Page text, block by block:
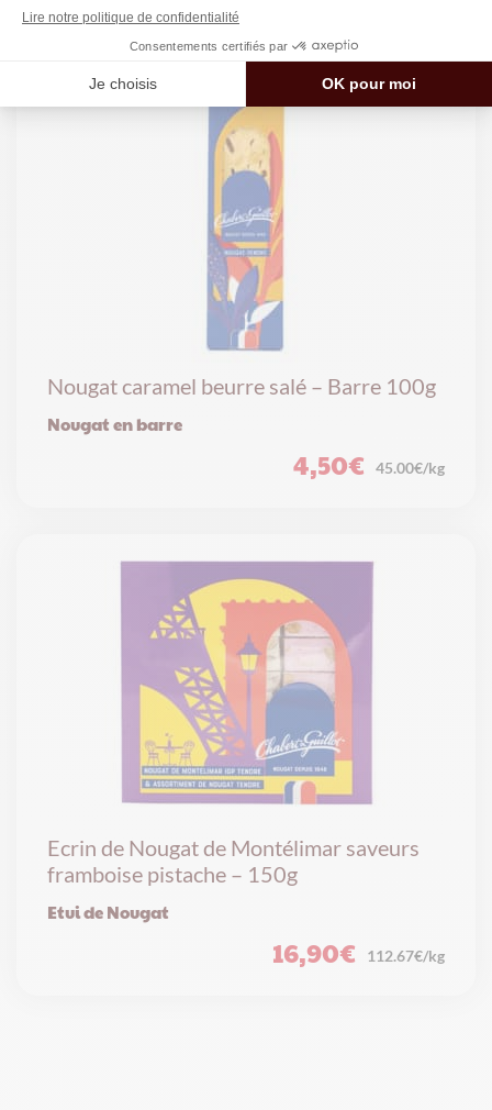
Nougat caramel beurre salé – Barre 100g
Nougat en barre
4,50€ 45.00€/kg
Ecrin de Nougat de Montélimar saveurs
framboise pistache – 150g
Etui de Nougat
16,90€ 112.67€/kg